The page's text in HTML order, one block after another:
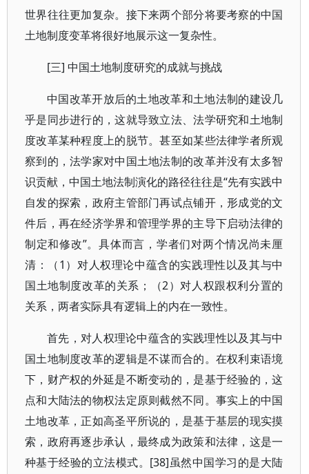
世界往往更加复杂。接下来两个部分将要考察的中国
土地制度变革将很好地展示这一复杂性。
[三] 中国土地制度研究的成就与挑战
中国改革开放后的土地改革和土地法制的建设几
乎是同步进行的，这就导致立法、法学研究和土地制
度改革某种程度上的脱节。甚至如某些法律学者所观
察到的，法学家对中国土地法制的改革并没有太多智
识贡献，中国土地法制演化的路径往往是“先有实践中
自发的探索，政府主管部门再试点铺开，形成党的文
件后，再在经济学界和管理学界的主导下启动法律的
制定和修改”。具体而言，学者们对两个情况尚未厘
清：（1）对人权理论中蕴含的实践理性以及其与中
国土地制度改革的关系；（2）对人权跟权利分置的
关系，两者实际具有逻辑上的内在一致性。
首先，对人权理论中蕴含的实践理性以及其与中
国土地制度改革的逻辑是不谋而合的。在权利束语境
下，财产权的外延是不断变动的，是基于经验的，这
点和大陆法的物权法定原则截然不同。事实上的中国
土地改革，正如高圣平所说的，是基于基层的现实摸
索，政府再逐步承认，最终成为政策和法律，这是一
种基于经验的立法模式。[38]虽然中国学习的是大陆